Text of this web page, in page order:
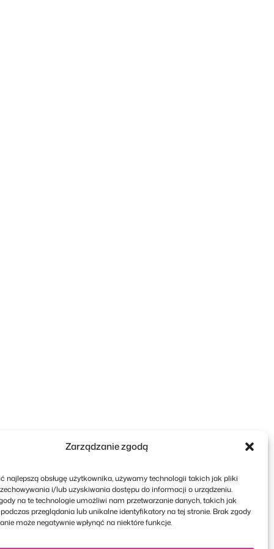
Zarządzanie zgodą
najlepszą obsługę użytkownika, używamy technologii takich jak pliki
i/lub uzyskiwania dostępu do informacji o urządzeniu.
na te technologie umożliwi nam przetwarzanie danych, takich jak
przeglądania lub unikalne identyfikatory na tej stronie. Brak zgody
może negatywnie wpłynąć na niektóre funkcje.